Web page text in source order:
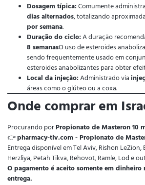
Dosagem típica:Comumente
dias alternados, totalizando
por semana.
Duração do ciclo:A duração
8 semanasO uso de esteroides
sendo frequentemente usado em
esteroides anabolizantes para obter
Local da injeção:Administrado via
áreas como o glúteo ou a coxa.
Onde comprar em
Procurando porPropionato de Masteron 10
👉pharmacy-tlv.com - Propionato de
Entrega disponível em Tel Aviv, Rishon LeZion,
Herzliya, Petah Tikva, Rehovot, Ramle, Lod e
O pagamento é aceito somente em
entrega.